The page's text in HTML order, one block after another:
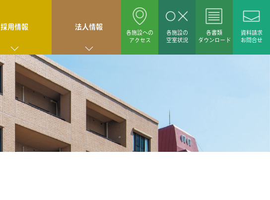
各施設への
アクセス
各施設の
空室状況
各書類
ダウンロード
資料請求
お問合せ
採用情報 法人情報